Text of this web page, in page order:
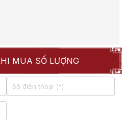
MUA SỐ LƯỢNG